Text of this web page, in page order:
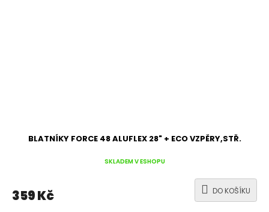
BLATNÍKY FORCE 48 ALUFLEX 28" + ECO VZPĚRY,STŘ.
SKLADEM V ESHOPU
359 Kč DO KOŠÍKU